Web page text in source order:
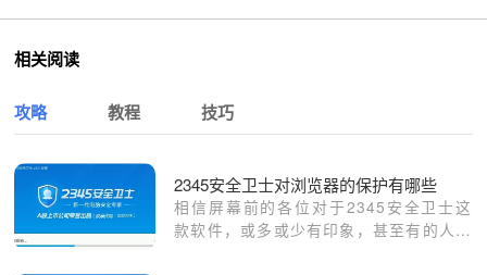
相关阅读
攻略 教程 技巧
2345安全卫士对浏览器的保护有哪些
相信屏幕前的各位对于2345安全卫士这
款软件，或多或少有印象，甚至有的人电